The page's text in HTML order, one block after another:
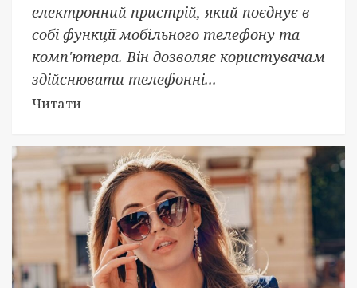
електронний пристрій, який поєднує в
собі функції мобільного телефону та
комп'ютера. Він дозволяє користувачам
здійснювати телефонні...
Читати